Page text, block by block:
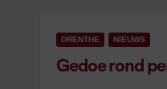
DRENTHE NIEUWS
Gedoe rond